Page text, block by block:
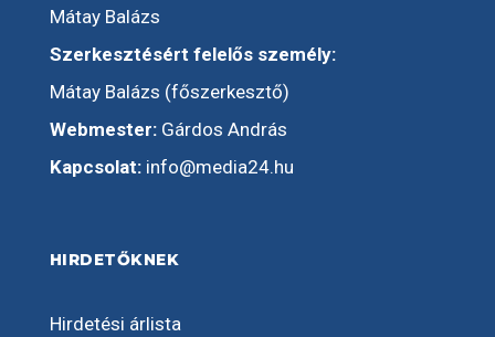
Mátay Balázs
Szerkesztésért felelős személy:
Mátay Balázs (főszerkesztő)
Webmester:Gárdos András
Kapcsolat: info@media24.hu
HIRDETŐKNEK
Hirdetési árlista